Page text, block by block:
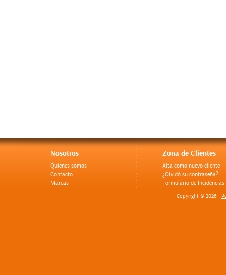
Nosotros
Quienes somos
Contacto
Marcas
Zona de Clientes
Alta como nuevo cliente
¿Olvidó su contraseña?
Formulario de Incidencias
Copyright © 2026 |